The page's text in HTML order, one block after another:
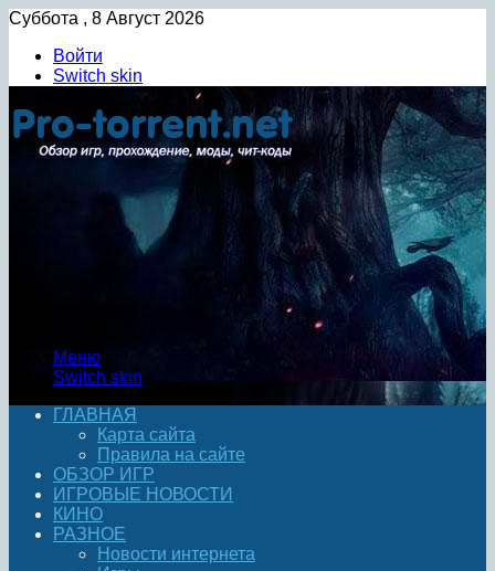
Суббота , 8 Август 2026
Войти
Switch skin
Меню
Switch skin
ГЛАВНАЯ
Карта сайта
Правила на сайте
ОБЗОР ИГР
ИГРОВЫЕ НОВОСТИ
КИНО
РАЗНОЕ
Новости интернета